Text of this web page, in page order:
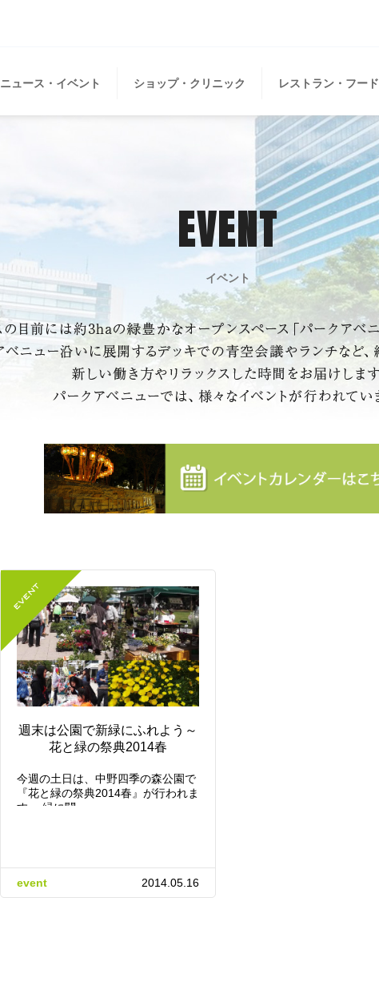
ニュース・イベント ショップ・クリニック レストラン・フード
EVENT
イベント
週末は公園で新緑にふれよう～
花と緑の祭典2014春
今週の土日は、中野四季の森公園で
『花と緑の祭典2014春』が行われま
す。 緑に関…
event 2014.05.16